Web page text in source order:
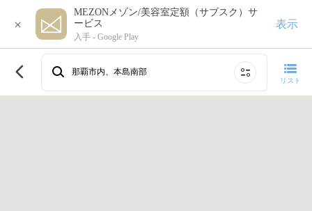
×
MEZONメゾン/美容室定額（サブスク）サ
ービス
入手 - Google Play
表示
那覇市内、本島南部
リスト
このエリアで再検索する